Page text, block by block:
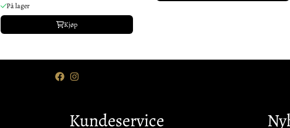
På lager
Kjøp
Kundeservice